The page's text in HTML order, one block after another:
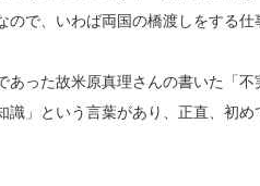
ので、いわば両国の橋渡しをする仕
あった故米原真理さんの書いた「不
識」という言葉があり、正直、初